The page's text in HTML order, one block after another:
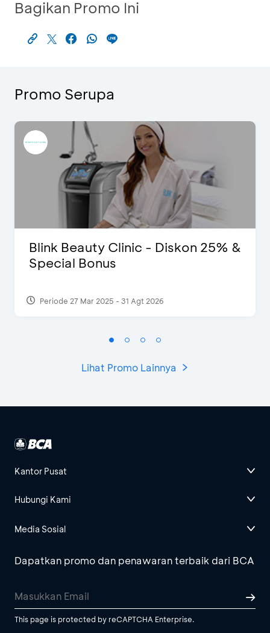
Bagikan Promo Ini
Promo Serupa
Blink Beauty Clinic - Diskon 25% &
Special Bonus
Periode 27 Mar 2025 - 31 Agt 2026
Lihat Promo Lainnya
Kantor Pusat
Hubungi Kami
Media Sosial
Dapatkan promo dan penawaran terbaik dari BCA
This page is protected by reCAPTCHA Enterprise.